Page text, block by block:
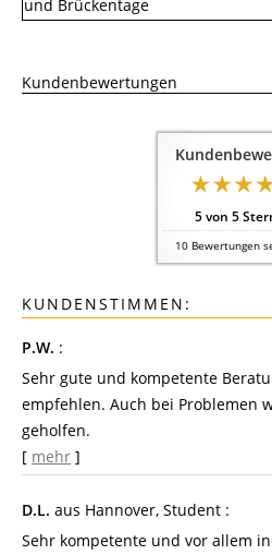
und Brückentage
Kundenbewertungen
5von 5
10 Bewertungen
KUNDENSTIMMEN:
P.W. :
Sehr gute und kompetente
empfehlen. Auch bei Problemen
geholfen.
[ mehr ]
D.L. aus Hannover, Student :
Sehr kompetente und vor allem